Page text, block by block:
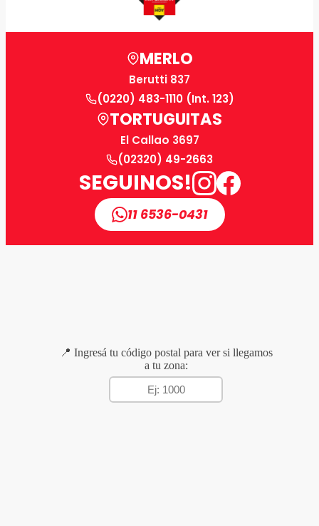
MERLO
Berutti 837
(0220) 483-1110 (Int. 123)
TORTUGUITAS
El Callao 3697
(02320) 49-2663
SEGUINOS!
11 6536-0431
📍 Ingresá tu código postal para ver si llegamos
a tu zona: